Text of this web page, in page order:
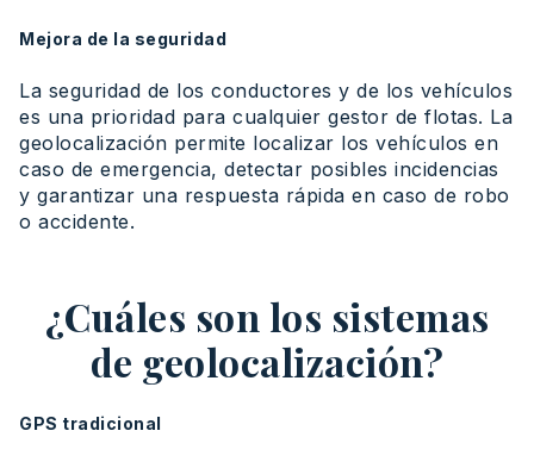
Mejora de la seguridad
La seguridad de los conductores y de los vehículos
es una prioridad para cualquier gestor de flotas. La
geolocalización permite localizar los vehículos en
caso de emergencia, detectar posibles incidencias
y garantizar una respuesta rápida en caso de robo
o accidente.
¿Cuáles son los sistemas
de geolocalización?
GPS tradicional